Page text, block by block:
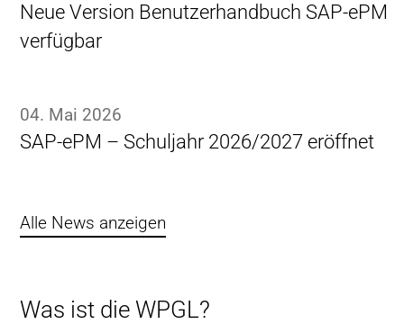
Neue Version Benutzerhandbuch SAP-ePM
verfügbar
SAP-ePM – Schuljahr 2026/2027 eröffnet
04. Mai 2026
Alle News anzeigen
Was ist die WPGL?